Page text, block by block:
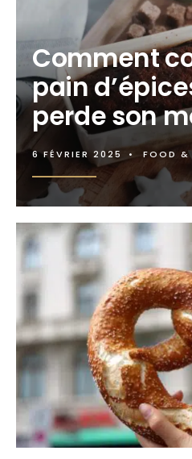
Comment
pain
perde son
6 FÉVRIER 2025 • FOOD &